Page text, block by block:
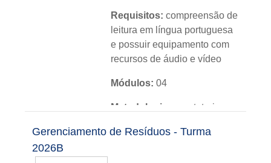
Requisitos:compreensão de
leitura em língua portuguesa
e possuir equipamento com
recursos de áudio e vídeo
Módulos: 04
Metodologia: sem tutoria
Instituição:IFRS
Gerenciamento de Resíduos - Turma
2026B